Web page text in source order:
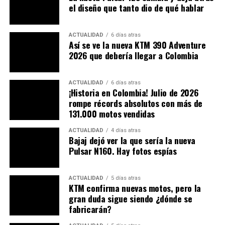
puede salir caro. Mira estas recomendaciones.
Precios competitivos y alcance
y la Zero XE de USD 6.495. Caso difernetes pasa en
Europa, donde los precios son ligeramente mayores:
€4.500 para la XB y €6.500 para la XE (IVA incluido).
Son precios sin precedentes en la marca, dado que
modelos anteriores superaban ampliamente los
USD 15.000. La línea X representa el primer movimiento
¿La moto podría llegar a
Latinoamérica o Colombia?
el diseño que tanto dio de qué hablar
ACTUALIDAD 6 días atras
Así se ve la nueva KTM 390 Adventure
2026 que debería llegar a Colombia
ACTUALIDAD 6 días atras
¡Historia en Colombia! Julio de 2026
rompe récords absolutos con más de
131.000 motos vendidas
ACTUALIDAD 4 días atras
Bajaj dejó ver la que sería la nueva
Pulsar N160. Hay fotos espías
ACTUALIDAD 5 días atras
KTM confirma nuevas motos, pero la
gran duda sigue siendo ¿dónde se
fabricarán?